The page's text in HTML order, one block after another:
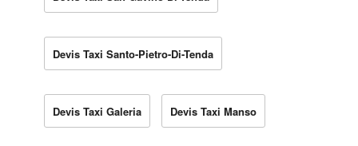
Devis Taxi Santo-Pietro-Di-Tenda
Devis Taxi Galeria Devis Taxi Manso